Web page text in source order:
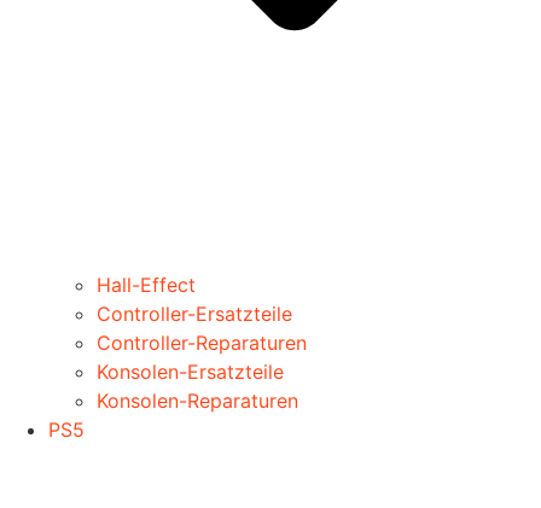
Hall-Effect
Controller-Ersatzteile
Controller-Reparaturen
Konsolen-Ersatzteile
Konsolen-Reparaturen
PS5